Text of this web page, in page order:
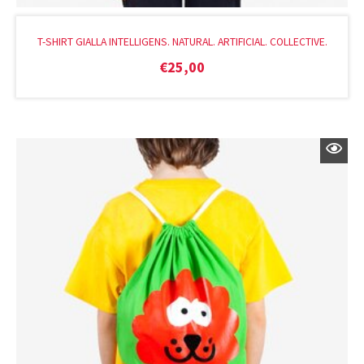
T-SHIRT GIALLA INTELLIGENS. NATURAL. ARTIFICIAL. COLLECTIVE.
€25,00